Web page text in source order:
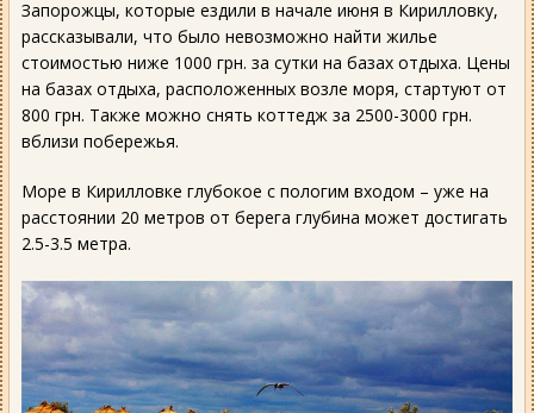
Запорожцы, которые ездили в начале июня в Кирилловку,
рассказывали, что было невозможно найти жилье
стоимостью ниже 1000 грн. за сутки на базах отдыха. Цены
на базах отдыха, расположенных возле моря, стартуют от
800 грн. Также можно снять коттедж за 2500-3000 грн.
вблизи побережья.
Море в Кирилловке глубокое с пологим входом – уже на
расстоянии 20 метров от берега глубина может достигать
2.5-3.5 метра.